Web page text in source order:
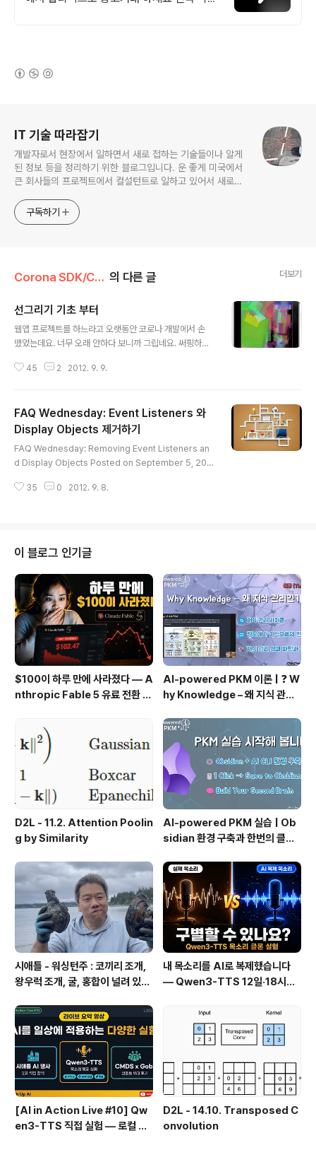
IT 기술 따라잡기
개발자로서 현장에서 일하면서 새로 접하는 기술들이나 알게
된 정보 등을 정리하기 위한 블로그입니다. 운 좋게 미국에서
큰 회사들의 프로젝트에서 컬설턴트로 일하고 있어서 새로운
사용되는 툴들에 대해 많은 분들과 정보를 공유하고 싶습니다.
구독하기
Corona SDK/Corona SDK TIPs 의 다른 글 더보기
선그리기 기초 부터
웹앱 프로젝트를 하느라고 오랫동안 코로나 개발에서 손
뗐었는데요. 너무 오래 안하다 보니까 그립네요. 써핑하다
기초적인 기능인 선 그리기 입니다. 일단 코드부터 볼까요?
s={} local p=1 local function drawALine(event) if
"began"==event.phase then bx, by=event.x, ev
[p]=display.newLine(bx, by, event...
45 2 2012. 9. 9.
FAQ Wednesday: Event Listeners 와
Display Objects 제거하기
FAQ Wednesday: Removing Event Listeners an
d Display Objects Posted on September 5, 201
시 돌아 왔습니다. 아래 자주 반복되는 질문 5가지가 있습
Listener? 대표적인 경우는 Runtime:addEventListen
er를 사용해서 이벤트 리스너를 생성했다면 Runtime:re
moveEventListener를 call 하셔야 합니다. 만약 obje
ct e..
35 0 2012. 9. 8.
이 블로그 인기글
$100이 하루 만에 사라졌다 — A
nthropic Fable 5 유료 전환 사
AI-powered PKM 이론 | ❓ W
hy Knowledge – 왜 지식 관리
보에서 지식으로의 전환, 🛠️ 지식
관리 실패 패턴과 극복
D2L - 11.2. Attention Poolin
g by Similarity
AI-powered PKM 실습 | Ob
sidian 환경 구축과 한번의 클릭
(Web Clipper)
시애틀 - 워싱턴주 : 코끼리 조개,
왕우럭 조개, 굴, 홍합이 널려 있는
내 목소리를 AI로 복제했습니다
— Qwen3-TTS 12일·18시간
[AI in Action Live #10] Qw
en3-TTS 직접 실험 — 로컬 설
D2L - 14.10. Transposed C
onvolution